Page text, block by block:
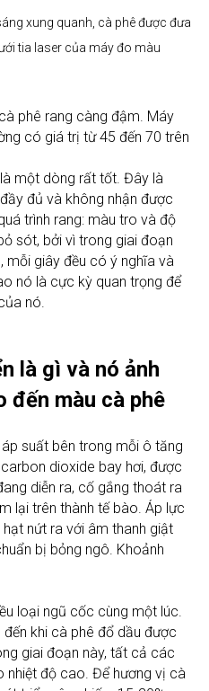
xung quanh, cà phê được đưa
tia laser của máy đo màu
phê rang càng đậm. Máy
có giá trị từ 45 đến 70 trên
một dòng rất tốt. Đây là
đủ và không nhận được
trình rang: màu tro và độ
sót, bởi vì trong giai đoạn
mỗi giây đều có ý nghĩa và
nó là cực kỳ quan trọng để
nó.
là gì và nó ảnh
đến màu cà phê
suất bên trong mỗi ô tăng
dioxide bay hơi, được
diễn ra, cố gắng thoát ra
lại trên thành tế bào. Áp lực
nứt ra với âm thanh giật
bị bỏng ngô. Khoảnh
loại ngũ cốc cùng một lúc.
đến khi cà phê đổ dầu được
giai đoạn này, tất cả các
nhiệt độ cao. Để hương vị cà